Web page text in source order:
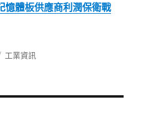
憶體板供應商利潤保衛戰
分
工業資訊